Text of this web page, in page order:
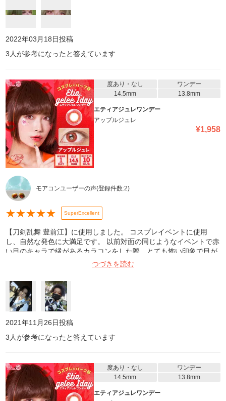
2022年03月18日投稿
3 人が参考になったと答えています
度あり・なし
ワンデー
14.5mm
13.8mm
エティアジュレワンデー
アップルジュレ
¥1,958
モアコンユーザーの声(登録件数:2)
★★★★★ SuperExcellent
【刀剣乱舞 豊前江】に使用しました。 コスプレイベントに使用
し、自然な発色に大満足です。 以前対面の同じようなイベントで赤
い目のキャラで縁があるカラコンをした際、とても怖い印象で目が
交わせずらい感じになってしまったため縁なしでよかったです。
つづきを読む
2021年11月26日投稿
3 人が参考になったと答えています
度あり・なし
ワンデー
14.5mm
13.8mm
エティアジュレワンデー